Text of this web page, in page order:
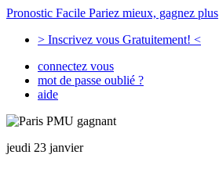
Pronostic Facile Pariez mieux, gagnez plus
> Inscrivez vous Gratuitement! <
connectez vous
mot de passe oublié ?
aide
jeudi 23 janvier